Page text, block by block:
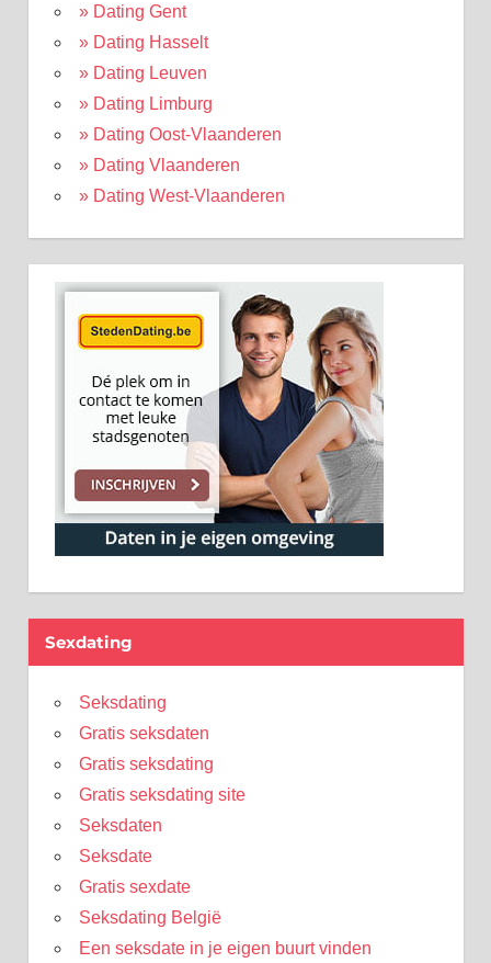
» Dating Gent
» Dating Hasselt
» Dating Leuven
» Dating Limburg
» Dating Oost-Vlaanderen
» Dating Vlaanderen
» Dating West-Vlaanderen
Sexdating
Seksdating
Gratis seksdaten
Gratis seksdating
Gratis seksdating site
Seksdaten
Seksdate
Gratis sexdate
Seksdating België
Een seksdate in je eigen buurt vinden